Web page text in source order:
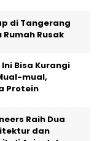
di Tangerang
Rusak
Bisa Kurangi
mual,
Protein
Raih Dua
dan